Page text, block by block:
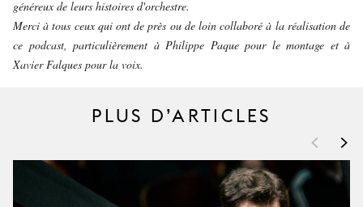
généreux de leurs histoires d'orchestre.
Merci à tous ceux qui ont de près ou de loin collaboré à la réalisation de
ce podcast, particulièrement à Philippe Paque pour le montage et à
Xavier Falques pour la voix.
PLUS D’ARTICLES
< >